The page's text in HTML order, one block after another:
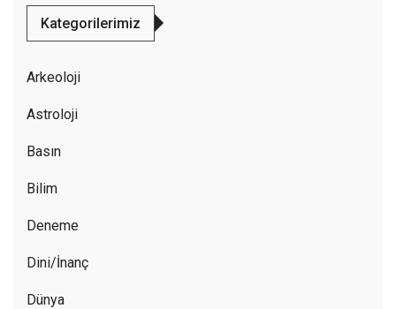
Kategorilerimiz
Arkeoloji
Astroloji
Basın
Bilim
Deneme
Dini/İnanç
Dünya